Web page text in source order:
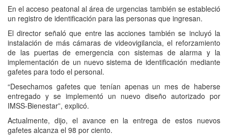
En el acceso peatonal al área de urgencias también se estableció
un registro de identificación para las personas que ingresan.
El director señaló que entre las acciones también se incluyó la
instalación de más cámaras de videovigilancia, el reforzamiento
de las puertas de emergencia con sistemas de alarma y la
implementación de un nuevo sistema de identificación mediante
gafetes para todo el personal.
“Desechamos gafetes que tenían apenas un mes de haberse
entregado y se implementó un nuevo diseño autorizado por
IMSS-Bienestar”, explicó.
Actualmente, dijo, el avance en la entrega de estos nuevos
gafetes alcanza el 98 por ciento.